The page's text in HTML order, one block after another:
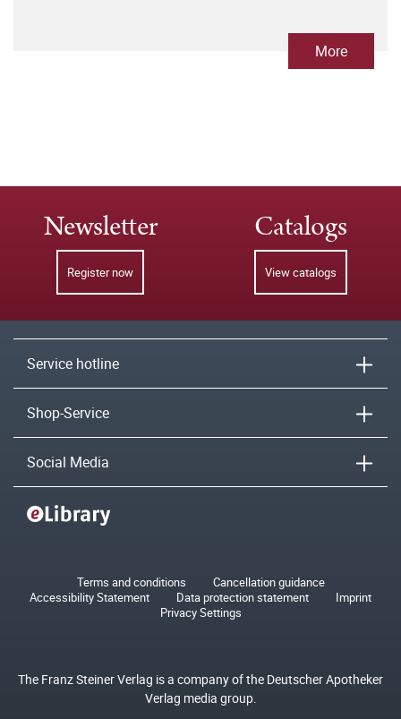
More
Newsletter
Register now
Catalogs
View catalogs
Service hotline
Shop-Service
Social Media
Terms and conditions
Cancellation guidance
Accessibility Statement
Data protection statement
Imprint
Privacy Settings
The Franz Steiner Verlag is a company of the Deutscher Apotheker
Verlag media group.